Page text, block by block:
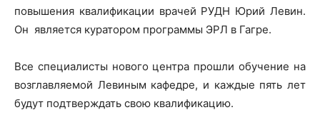
повышения квалификации врачей РУДН Юрий Левин.
Он является куратором программы ЭРЛ в Гагре.
Все специалисты нового центра прошли обучение на
возглавляемой Левиным кафедре, и каждые пять лет
будут подтверждать свою квалификацию.